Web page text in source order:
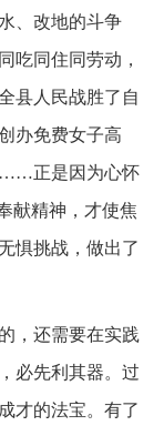
、改地的斗争
吃同住同劳动，
县人民战胜了自
办免费女子高
……正是因为心怀
献精神，才使焦
惧挑战，做出了
，还需要在实践
必先利其器。过
才的法宝。有了